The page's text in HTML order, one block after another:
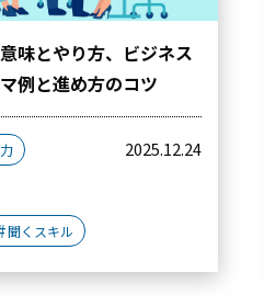
味とやり方、ビジネス
例と進め方のコツ
聞くスキル
2025.12.24